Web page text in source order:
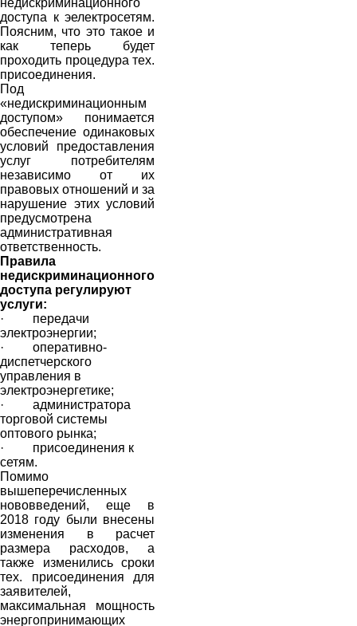
недискриминационного
доступа к эелектросетям.
Поясним, что это такое и
как теперь будет
проходить процедура тех.
присоединения.
Под
«недискриминационным
доступом» понимается
обеспечение одинаковых
условий предоставления
услуг потребителям
независимо от их
правовых отношений и за
нарушение этих условий
предусмотрена
административная
ответственность.
Правила
недискриминационного
доступа регулируют
услуги:
· передачи
электроэнергии;
· оперативно-
диспетчерского
управления в
электроэнергетике;
· администратора
торговой системы
оптового рынка;
· присоединения к
сетям.
Помимо
вышеперечисленных
нововведений, еще в
2018 году были внесены
изменения в расчет
размера расходов, а
также изменились сроки
тех. присоединения для
заявителей,
максимальная мощность
энергопринимающих